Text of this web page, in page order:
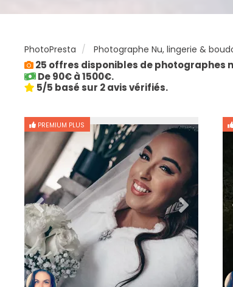
PhotoPresta Photographe Nu, lingerie &
25 offres disponibles de photographes
De 90€ à 1500€.
5/5 basé sur 2 avis vérifiés.
PREMIUM PLUS